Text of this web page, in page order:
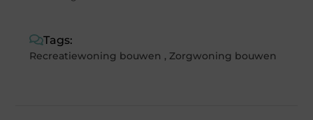
Tags:
Recreatiewoning bouwen , Zorgwoning bouwen